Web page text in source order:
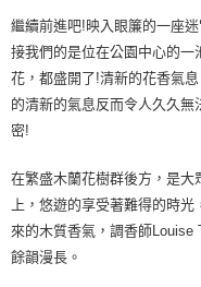
繼續前進吧!映入眼簾的一座
接我們的是位在公園中心的
花，都盛開了!清新的花香氣
的清新的氣息反而令人久久
密!
在繁盛木蘭花樹群後方，是
上，悠遊的享受著難得的時
來的木質香氣，調香師Louise
餘韻漫長。